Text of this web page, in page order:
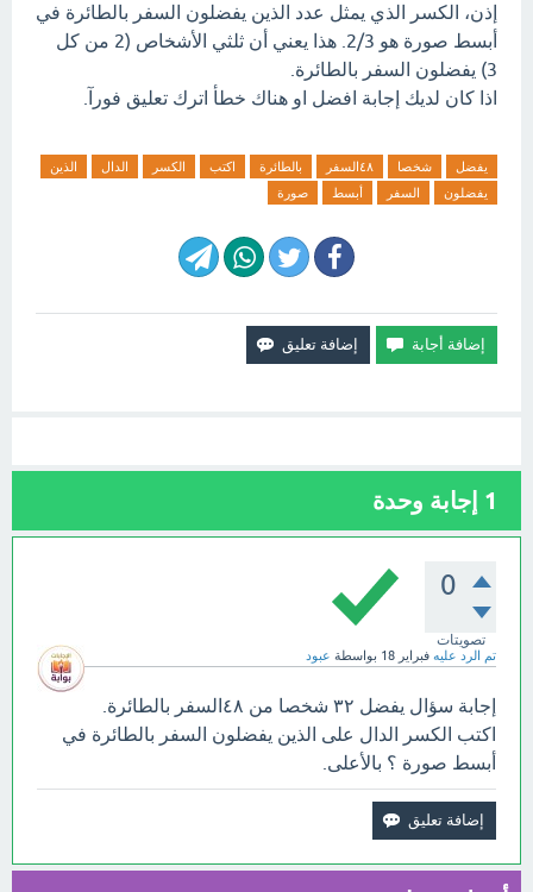
إذن، الكسر الذي يمثل عدد الذين يفضلون السفر بالطائرة في
أبسط صورة هو 2/3. هذا يعني أن ثلثي الأشخاص (2 من كل
3) يفضلون السفر بالطائرة.
اذا كان لديك إجابة افضل او هناك خطأ اترك تعليق فورآ.
يفضل شخصا ٤٨السفر بالطائرة اكتب الكسر الدال
الذين
يفضلون
السفر أبسط صورة
1 إجابة وحدة
0
تصويتات
تم الرد عليه فبراير 18 بواسطة عبود
إجابة سؤال يفضل ٣٢ شخصا من ٤٨السفر بالطائرة.
اكتب الكسر الدال على الذين يفضلون السفر بالطائرة في
أبسط صورة ؟ بالأعلى.